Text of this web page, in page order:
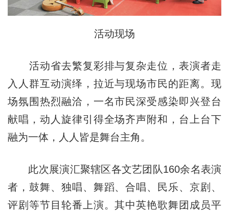
活动现场
活动省去繁复彩排与复杂走位，表演者走
入人群互动演绎，拉近与现场市民的距离。现
场氛围热烈融洽，一名市民深受感染即兴登台
献唱，动人旋律引得全场齐声附和，台上台下
融为一体，人人皆是舞台主角。
此次展演汇聚辖区各文艺团队160余名表演
者，鼓舞、独唱、舞蹈、合唱、民乐、京剧、
评剧等节目轮番上演。其中英艳歌舞团成员平